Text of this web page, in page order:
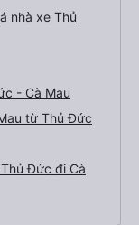
nhà xe Thủ
- Cà Mau
từ Thủ Đức
Đức đi Cà